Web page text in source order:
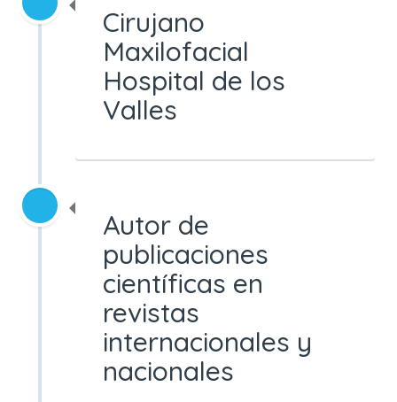
Cirujano
Maxilofacial
Hospital de los
Valles
Autor de
publicaciones
científicas en
revistas
internacionales y
nacionales